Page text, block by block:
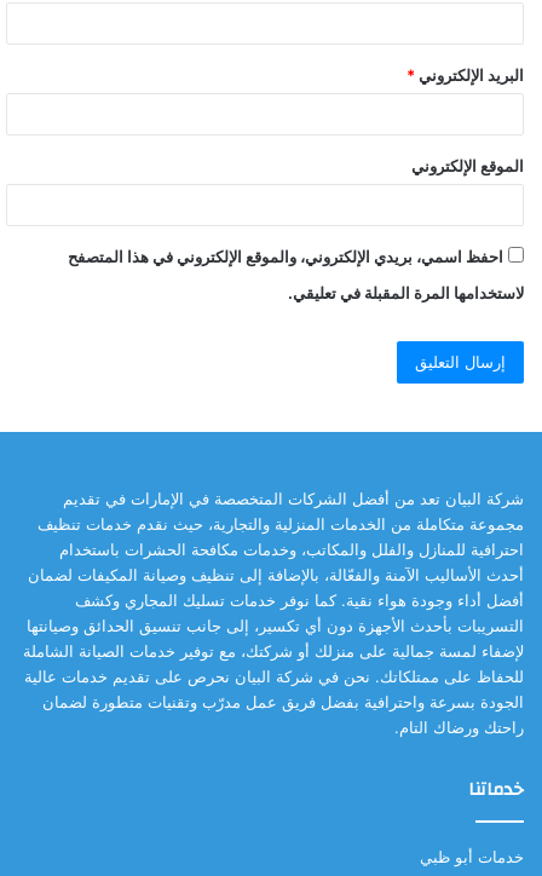
البريد الإلكتروني *
الموقع الإلكتروني
احفظ اسمي، بريدي الإلكتروني، والموقع الإلكتروني في هذا المتصفح
لاستخدامها المرة المقبلة في تعليقي.
شركة البيان تعد من أفضل الشركات المتخصصة في الإمارات في تقديم
مجموعة متكاملة من الخدمات المنزلية والتجارية، حيث نقدم خدمات تنظيف
احترافية للمنازل والفلل والمكاتب، وخدمات مكافحة الحشرات باستخدام
أحدث الأساليب الآمنة والفعّالة، بالإضافة إلى تنظيف وصيانة المكيفات لضمان
أفضل أداء وجودة هواء نقية. كما نوفر خدمات تسليك المجاري وكشف
التسريبات بأحدث الأجهزة دون أي تكسير، إلى جانب تنسيق الحدائق وصيانتها
لإضفاء لمسة جمالية على منزلك أو شركتك، مع توفير خدمات الصيانة الشاملة
للحفاظ على ممتلكاتك. نحن في شركة البيان نحرص على تقديم خدمات عالية
الجودة بسرعة واحترافية بفضل فريق عمل مدرّب وتقنيات متطورة لضمان
راحتك ورضاك التام.
خدماتنا
خدمات أبو ظبي